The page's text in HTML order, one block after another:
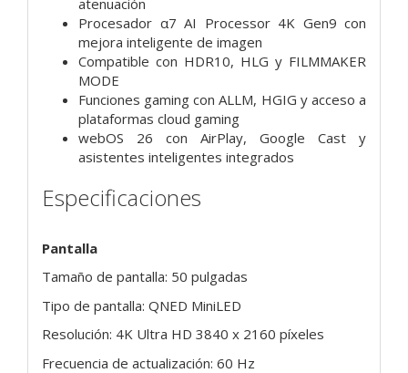
atenuación
Procesador α7 AI Processor 4K Gen9 con
mejora inteligente de imagen
Compatible con HDR10, HLG y FILMMAKER
MODE
Funciones gaming con ALLM, HGIG y acceso a
plataformas cloud gaming
webOS 26 con AirPlay, Google Cast y
asistentes inteligentes integrados
Especificaciones
Pantalla
Tamaño de pantalla: 50 pulgadas
Tipo de pantalla: QNED MiniLED
Resolución: 4K Ultra HD 3840 x 2160 píxeles
Frecuencia de actualización: 60 Hz